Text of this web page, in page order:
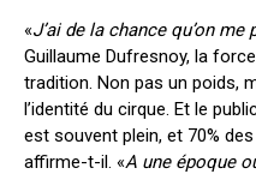
«J’ai de la chance qu’on
Guillaume Dufresnoy, la
tradition. Non pas un poids,
l’identité du cirque. Et le
est souvent plein, et 70%
affirme-t-il. «A une époque